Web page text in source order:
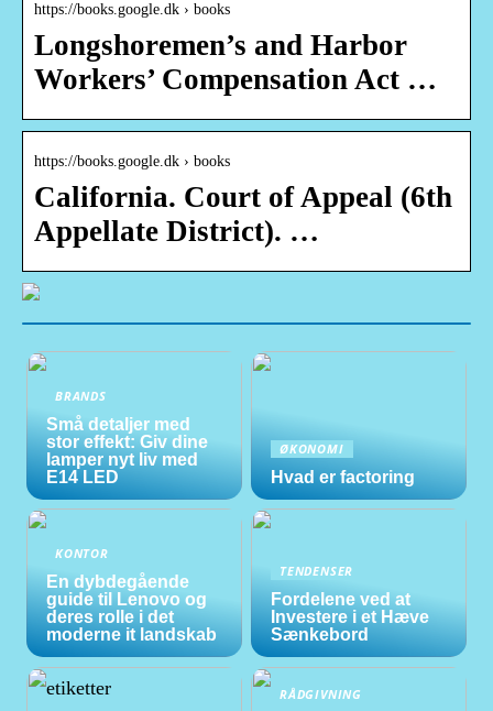
https://books.google.dk › books
Longshoremen’s and Harbor
Workers’ Compensation Act …
https://books.google.dk › books
California. Court of Appeal (6th
Appellate District). …
BRANDS
Små detaljer med
stor effekt: Giv dine
lamper nyt liv med
E14 LED
ØKONOMI
Hvad er factoring
KONTOR
En dybdegående
guide til Lenovo og
deres rolle i det
moderne it landskab
TENDENSER
Fordelene ved at
Investere i et Hæve
Sænkebord
RÅDGIVNING